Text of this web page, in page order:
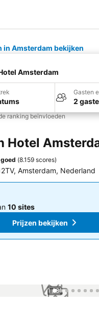
in Amsterdam bekijken
Amsterdam
Gasten
2
ranking beïnvloeden
Hotel
(8.159 scores)
Amsterdam, Nederland
10 sites
Prijzen bekijken
10 sites
Prijzen bekijken
1 / 81